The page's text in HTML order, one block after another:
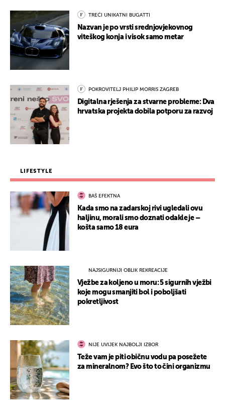
TREĆI UNIKATNI BUGATTI
Nazvan je po vrsti srednjovjekovnog
viteškog konja i visok samo metar
POKROVITELJ PHILIP MORRIS ZAGREB
Digitalna rješenja za stvarne probleme: Dva
hrvatska projekta dobila potporu za razvoj
LIFESTYLE
BAŠ EFEKTNA
Kada smo na zadarskoj rivi ugledali ovu
haljinu, morali smo doznati odakle je –
košta samo 18 eura
NAJSIGURNIJI OBLIK REKREACIJE
Vježbe za koljeno u moru: 5 sigurnih vježbi
koje mogu smanjiti bol i poboljšati
pokretljivost
NIJE UVIJEK NAJBOLJI IZBOR
Teže vam je piti običnu vodu pa posežete
za mineralnom? Evo što to čini organizmu